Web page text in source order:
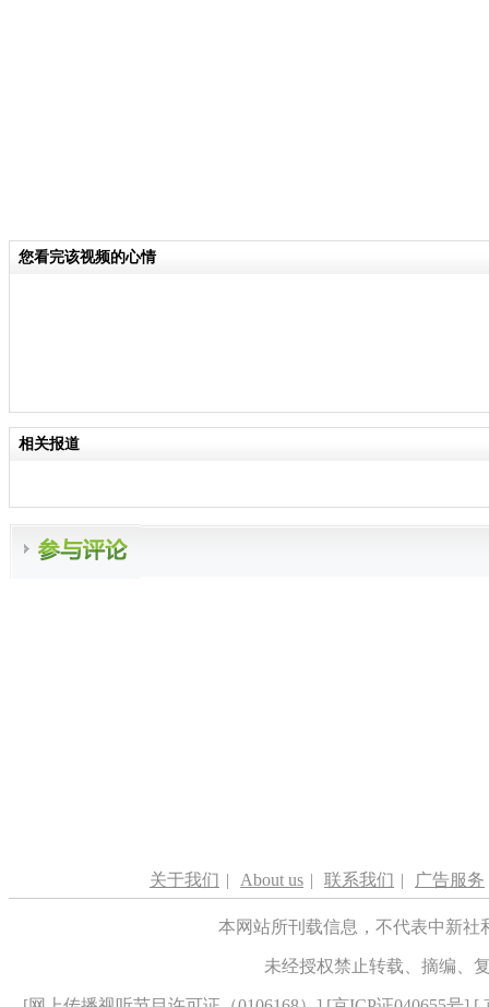
您看完该视频的心情
相关报道
关于我们 | About us | 联系我们 | 广告服务
本网站所刊载信息，不代表中新
未经授权禁止转载、摘编、